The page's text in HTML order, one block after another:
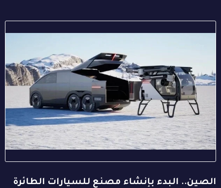
الصين.. البدء بإنشاء مصنع للسيارات الطائرة